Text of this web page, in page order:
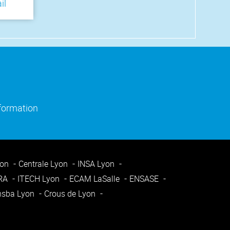
fenêtre)
Centrale Lyon
INSA Lyon
ITECH Lyon ECAM LaSalle
ENSASE
Lyon
Crous de Lyon